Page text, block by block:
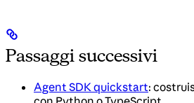
Passaggi successivi
Agent SDK quickstart: